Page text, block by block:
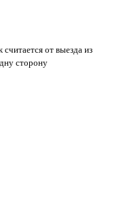
от выезда из
сторону